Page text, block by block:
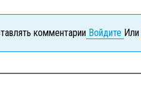
комментарии Войдите Или